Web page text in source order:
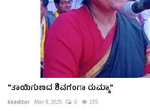
"ತಾಯಿಗುಣದ ಶಿವಗಂಗಾ ರುಮ್ಮಾ"
kkeditor Mar 9, 2025 0 235